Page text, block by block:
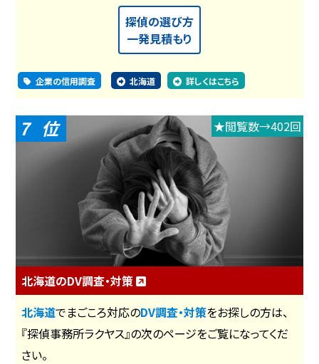
探偵の選び方
一発見積もり
企業の信用調査 北海道 詳しくはこちら
7 ★閲覧数→402回
北海道のDV調査・対策
北海道でまごころ対応のDV調査・対策をお探しの方は、
『探偵事務所ラクヤス』の次のページをご覧になってくだ
さい。